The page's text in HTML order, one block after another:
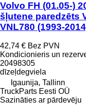
Volvo FH (01.05-)
šļutene paredzēts
VNL780 (1993-
42,74 € Bez PVN
Kondicionieris un
20498305
dīzeļdegviela
Igaunija, Tallinn
TruckParts Eesti OÜ
Sazināties ar pārdevēju